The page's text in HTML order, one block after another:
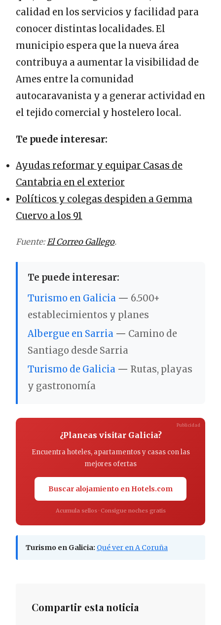
calidad en los servicios y facilidad para
conocer distintas localidades. El
municipio espera que la nueva área
contribuya a aumentar la visibilidad de
Ames entre la comunidad
autocaravanista y a generar actividad en
el tejido comercial y hostelero local.
Te puede interesar:
Ayudas reformar y equipar Casas de
Cantabria en el exterior
Políticos y colegas despiden a Gemma
Cuervo a los 91
Fuente:El Correo Gallego.
Te puede interesar:
Turismo en Galicia — 6.500+
establecimientos y planes
Albergue en Sarria — Camino de
Santiago desde Sarria
Turismo de Galicia — Rutas, playas
y gastronomía
¿Planeas visitar Galicia?
Encuentra hoteles, apartamentos y casas con las
mejores ofertas
Buscar alojamiento en Hotels.com
Acumula sellos · Consigue noches gratis
Publicidad
Turismo en Galicia: Qué ver en A Coruña
Compartir esta noticia